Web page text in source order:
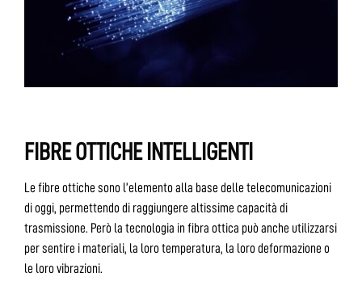
FIBRE OTTICHE INTELLIGENTI
Le fibre ottiche sono l’elemento alla base delle telecomunicazioni
di oggi, permettendo di raggiungere altissime capacità di
trasmissione. Però la tecnologia in fibra ottica può anche utilizzarsi
per sentire i materiali, la loro temperatura, la loro deformazione o
le loro vibrazioni.